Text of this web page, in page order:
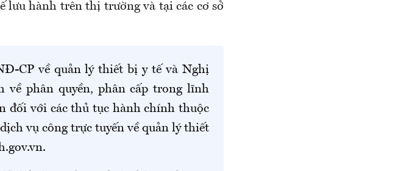
lưu hành trên thị trường và tại các cơ sở
CP về quản lý thiết bị y tế và Nghị
về phân quyền, phân cấp trong lĩnh
đối với các thủ tục hành chính thuộc
vụ công trực tuyến về quản lý thiết
.